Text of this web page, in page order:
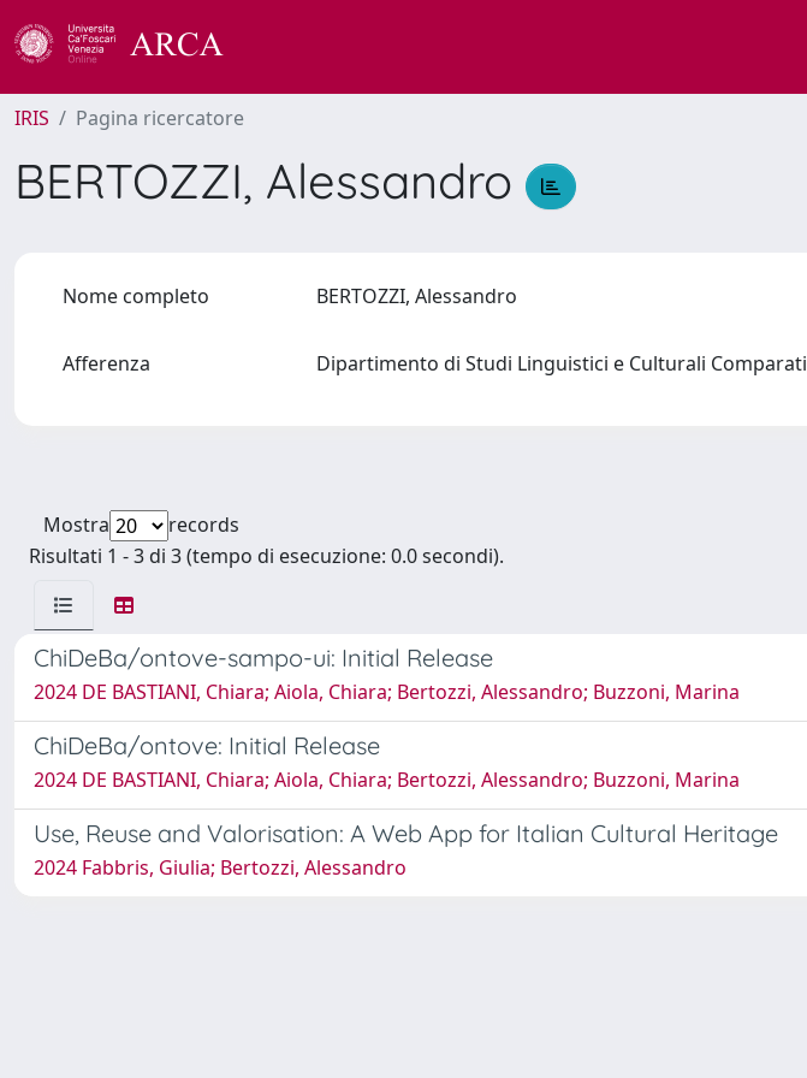
IRIS Pagina ricercatore
BERTOZZI, Alessandro
Nome completo BERTOZZI, Alessandro
Afferenza Dipartimento di Studi Linguistici e Culturali Comparati
Mostra
records
Risultati 1 - 3 di 3 (tempo di esecuzione: 0.0 secondi).
ChiDeBa/ontove-sampo-ui: Initial Release
2024 DE BASTIANI, Chiara; Aiola, Chiara; Bertozzi, Alessandro; Buzzoni, Marina
ChiDeBa/ontove: Initial Release
2024 DE BASTIANI, Chiara; Aiola, Chiara; Bertozzi, Alessandro; Buzzoni, Marina
Use, Reuse and Valorisation: A Web App for Italian Cultural Heritage
2024 Fabbris, Giulia; Bertozzi, Alessandro